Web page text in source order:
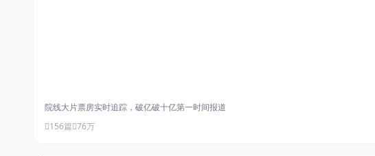
院线大片票房实时追踪，破亿破十亿第一时间报道
156篇 76万